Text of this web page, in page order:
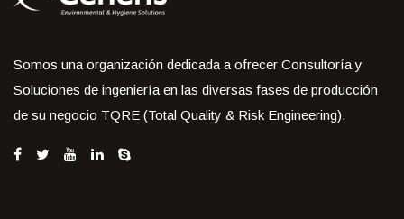
Somos una organización dedicada a ofrecer Consultoría y
Soluciones de ingeniería en las diversas fases de producción
de su negocio TQRE (Total Quality & Risk Engineering).